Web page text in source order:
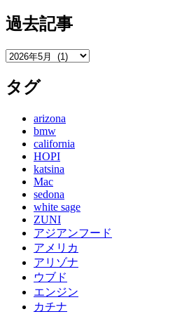
過去記事
過
記
事
タグ
arizona
bmw
california
HOPI
katsina
Mac
sedona
white sage
ZUNI
アジアンフード
アメリカ
アリゾナ
ウブド
エンジン
カチナ